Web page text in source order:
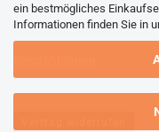
ein bestmögliches
Informationen finden Sie in
Stadtführungen Weimar